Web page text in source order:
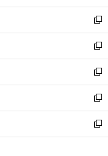
開
く
ウ
で
開
く
ン
ド
ウ
で
開
く
ウ
ィ
ン
ド
ウ
で
開
く
新
し
い
ウ
ィ
ン
ド
ウ
で
開
新
し
い
ウ
ィ
ン
ド
ウ
新
し
い
ウ
ィ
ン
新
し
い
ウ
新
し